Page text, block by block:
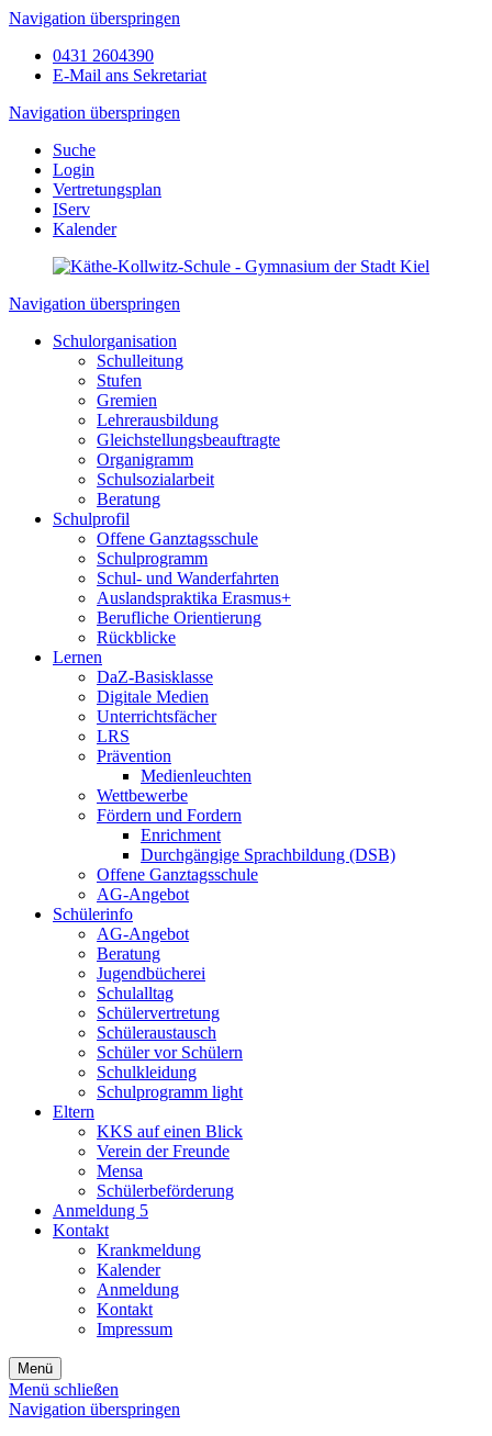
Navigation überspringen
0431 2604390
E-Mail ans Sekretariat
Navigation überspringen
Suche
Login
Vertretungsplan
IServ
Kalender
Navigation überspringen
Schulorganisation
Schulleitung
Stufen
Gremien
Lehrerausbildung
Gleichstellungsbeauftragte
Organigramm
Schulsozialarbeit
Beratung
Schulprofil
Offene Ganztagsschule
Schulprogramm
Schul- und Wanderfahrten
Auslandspraktika Erasmus+
Berufliche Orientierung
Rückblicke
Lernen
DaZ-Basisklasse
Digitale Medien
Unterrichtsfächer
LRS
Prävention
Medienleuchten
Wettbewerbe
Fördern und Fordern
Enrichment
Durchgängige Sprachbildung (DSB)
Offene Ganztagsschule
AG-Angebot
Schülerinfo
AG-Angebot
Beratung
Jugendbücherei
Schulalltag
Schülervertretung
Schüleraustausch
Schüler vor Schülern
Schulkleidung
Schulprogramm light
Eltern
KKS auf einen Blick
Verein der Freunde
Mensa
Schülerbeförderung
Anmeldung 5
Kontakt
Krankmeldung
Kalender
Anmeldung
Kontakt
Impressum
Menü
Menü schließen
Navigation überspringen